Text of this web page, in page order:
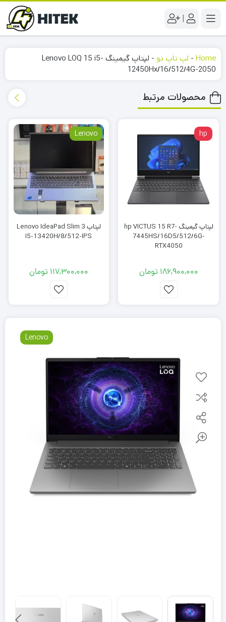
|
Home
- لپ تاپ نو -
لپتاپ گیمینگ Lenovo LOQ 15 i5-
12450Hx/16/512/4G-2050
محصولات مرتبط
hp
لپتاپ گیمینگ hp VICTUS 15 R7-
7445HS/16D5/512/6G-
RTX4050
186,900,000 تومان
Lenovo
لپتاپ Lenovo IdeaPad Slim 3
I5-13420H/8/512-IPS
117,300,000 تومان
Lenovo